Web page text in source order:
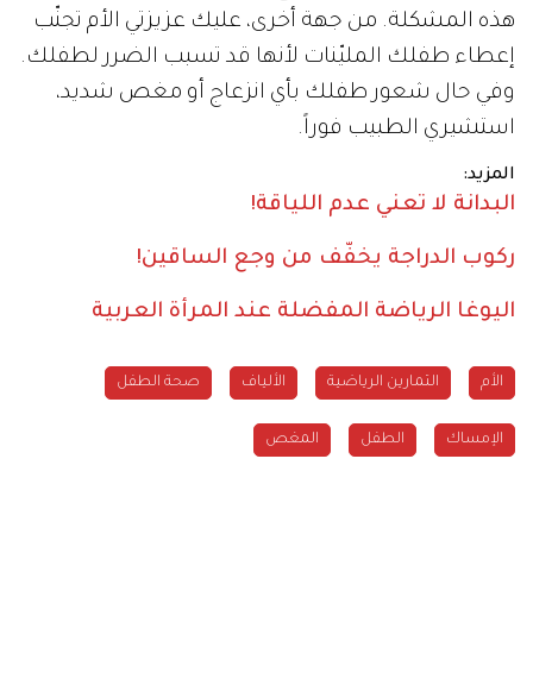
هذه المشكلة. من جهة أخرى، عليك عزيزتي الأم تجنّب
إعطاء طفلك المليّنات لأنها قد تسبب الضرر لطفلك.
وفي حال شعور طفلك بأي انزعاج أو مغص شديد،
استشيري الطبيب فوراً.
المزيد:
البدانة لا تعني عدم اللياقة!
ركوب الدراجة يخفّف من وجع الساقين!
اليوغا الرياضة المفضلة عند المرأة العربية
الأم التمارين الرياضية الألياف صحة الطفل
الإمساك الطفل المغص